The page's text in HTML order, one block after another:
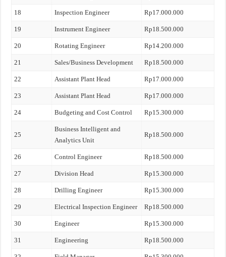
18 Inspection Engineer Rp17.000.000
19 Instrument Engineer Rp18.500.000
20 Rotating Engineer Rp14.200.000
21 Sales/Business Development Rp18.500.000
22 Assistant Plant Head Rp17.000.000
23 Assistant Plant Head Rp17.000.000
24 Budgeting and Cost Control Rp15.300.000
25
Business Intelligent and
Analytics Unit
Rp18.500.000
26 Control Engineer Rp18.500.000
27 Division Head Rp15.300.000
28 Drilling Engineer Rp15.300.000
29 Electrical Inspection Engineer Rp18.500.000
30 Engineer Rp15.300.000
31 Engineering Rp18.500.000